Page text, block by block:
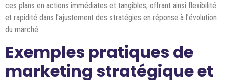
ces plans en actions immédiates et tangibles, offrant ainsi flexibilité
et rapidité dans l’ajustement des stratégies en réponse à l’évolution
du marché.
Exemples pratiques de
marketing stratégique et